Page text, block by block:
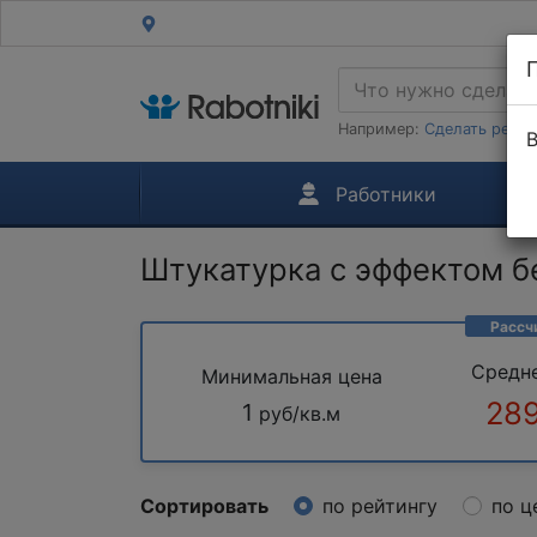
Например: Сделать
Работники
Штукатурка с эффектом
Минимальная цена
1 руб/кв.м
Сортировать по рейтингу по